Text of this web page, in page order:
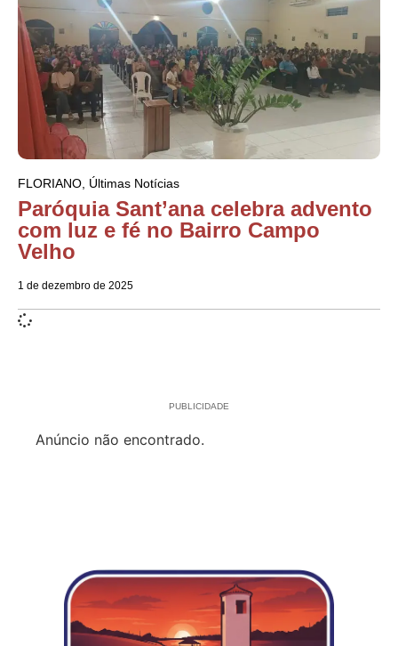
FLORIANO Últimas Notícias
Paróquia Sant’ana celebra advento
com luz e fé no Bairro Campo
Velho
1 de dezembro de 2025
PUBLICIDADE
Anúncio não encontrado.